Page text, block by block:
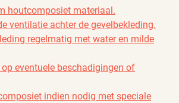
houtcomposiet materiaal.
ventilatie achter de gevelbekleding.
regelmatig met water en milde
eventuele beschadigingen of
indien nodig met speciale